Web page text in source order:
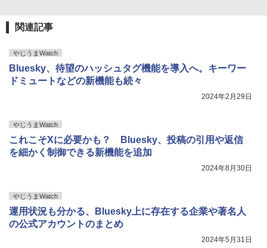
関連記事
やじうまWatch
Bluesky、待望のハッシュタグ機能を導入へ。キーワー
ドミュートなどの新機能も続々
2024年2月29日
やじうまWatch
これこそXに必要かも？ Bluesky、投稿の引用や返信
を細かく制御できる新機能を追加
2024年8月30日
やじうまWatch
運用状況も分かる、Bluesky上に存在する企業や著名人
の公式アカウントのまとめ
2024年5月31日